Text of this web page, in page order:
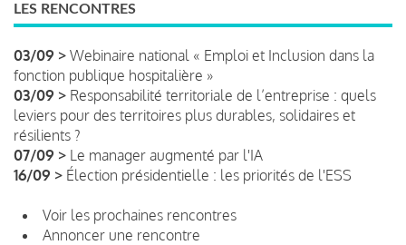
LES RENCONTRES
03/09 > Webinaire national « Emploi et Inclusion dans la
fonction publique hospitalière »
03/09 > Responsabilité territoriale de l’entreprise : quels
leviers pour des territoires plus durables, solidaires et
résilients ?
07/09 > Le manager augmenté par l'IA
16/09 > Élection présidentielle : les priorités de l'ESS
Voir les prochaines rencontres
Annoncer une rencontre